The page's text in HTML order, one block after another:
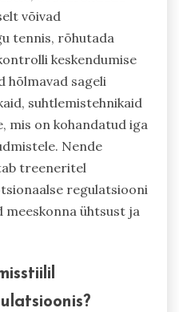
võivad
tennis, rõhutada
keskendumise
hõlmavad sageli
suhtlemistehnikaid
on kohandatud iga
Nende
treeneritel
regulatsiooni
meeskonna ühtsust ja